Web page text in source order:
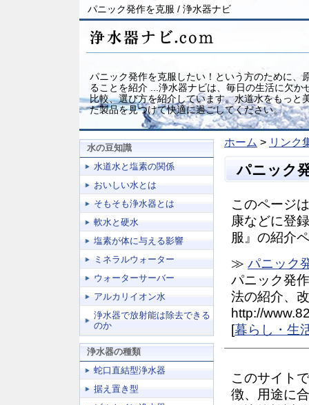
パニック発作を克服 / 浄水器ナビ
パニック発作を克服したい！という方のために、
ることを紹介 ...浄水器ナビは、毎日の生活に欠
比較、選び方を紹介しています。水道水をもっと
た製品を見つけて快適に過ごしてください。
ホーム > リンク
パニック
このページ
康などに登
服』の紹介
≫ パニック
パニック発
法の紹介、
http://
[暮らし・生
このサイト
徴、用途に
水の豆知識
水道水と塩素の関係
おいしい水とは
そもそも浄水器とは
軟水と硬水
塩素が体に与える影響
ミネラルウォーター
ウォーターサーバー
アルカリイオン水
浄水器で放射能は除去できる
のか
浄水器の種類
蛇口直結型浄水器
据え置き型